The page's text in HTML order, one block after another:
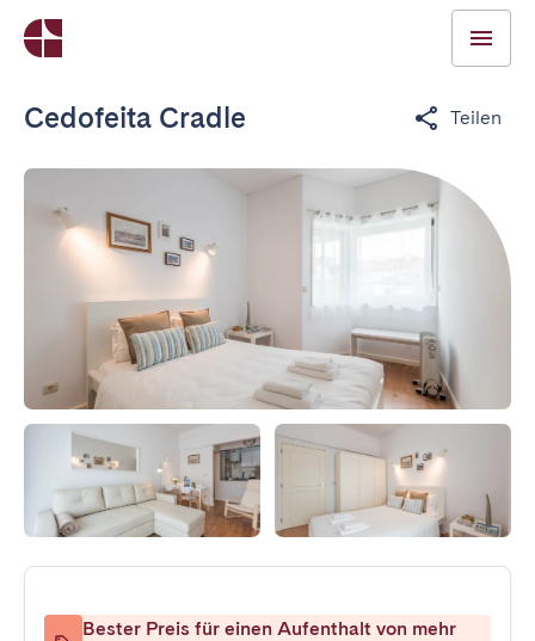
Cedofeita Cradle Teilen
Bester Preis für einen Aufenthalt von mehr